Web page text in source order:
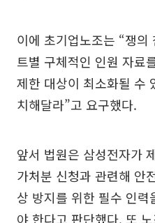
이에 초기업노조는 “쟁
트별 구체적인 인원 자료
제한 대상이 최소화될 수
치해달라”고 요구했다.
앞서 법원은 삼성전자가
가처분 신청과 관련해 안
상 방지를 위한 필수 인
야 한다고 판단했다. 또